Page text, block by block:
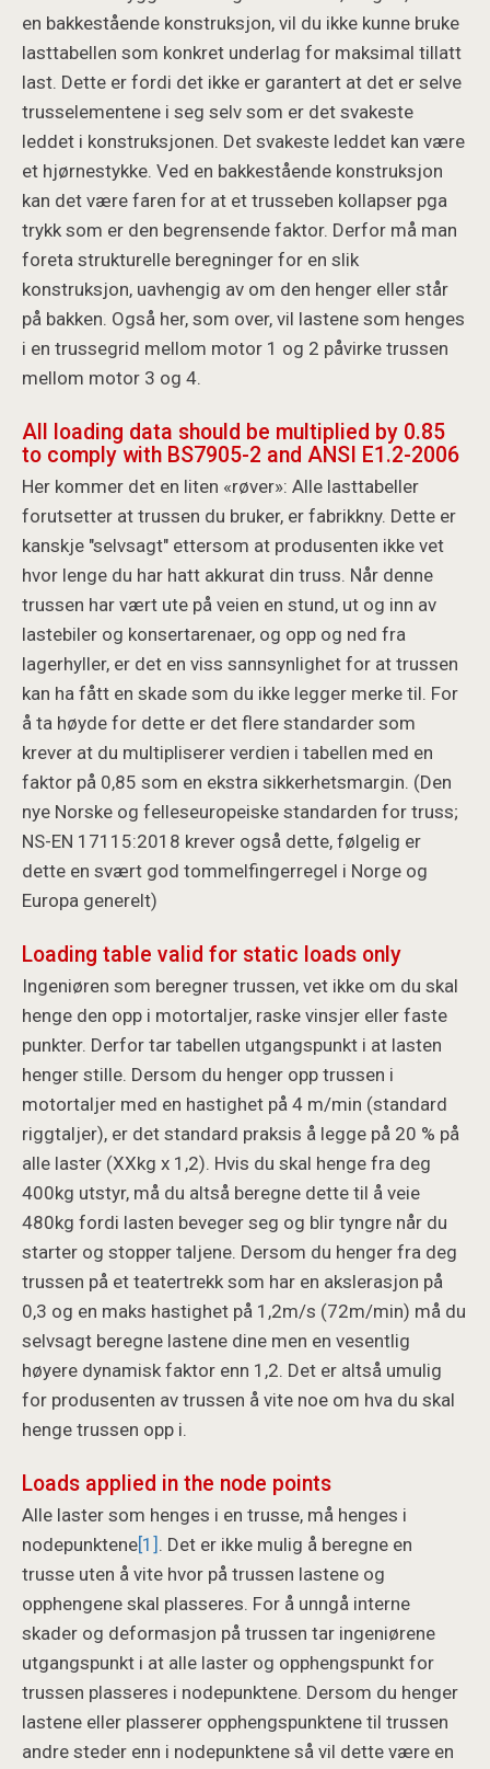
en bakkestående konstruksjon, vil du ikke kunne bruke
lasttabellen som konkret underlag for maksimal tillatt
last. Dette er fordi det ikke er garantert at det er selve
trusselementene i seg selv som er det svakeste
leddet i konstruksjonen. Det svakeste leddet kan være
et hjørnestykke. Ved en bakkestående konstruksjon
kan det være faren for at et trusseben kollapser pga
trykk som er den begrensende faktor. Derfor må man
foreta strukturelle beregninger for en slik
konstruksjon, uavhengig av om den henger eller står
på bakken. Også her, som over, vil lastene som henges
i en trussegrid mellom motor 1 og 2 påvirke trussen
mellom motor 3 og 4.
All loading data should be multiplied by 0.85
to comply with BS7905-2 and ANSI E1.2-2006
Her kommer det en liten «røver»: Alle lasttabeller
forutsetter at trussen du bruker, er fabrikkny. Dette er
kanskje "selvsagt" ettersom at produsenten ikke vet
hvor lenge du har hatt akkurat din truss. Når denne
trussen har vært ute på veien en stund, ut og inn av
lastebiler og konsertarenaer, og opp og ned fra
lagerhyller, er det en viss sannsynlighet for at trussen
kan ha fått en skade som du ikke legger merke til. For
å ta høyde for dette er det flere standarder som
krever at du multipliserer verdien i tabellen med en
faktor på 0,85 som en ekstra sikkerhetsmargin. (Den
nye Norske og felleseuropeiske standarden for truss;
NS-EN 17115:2018 krever også dette, følgelig er
dette en svært god tommelfingerregel i Norge og
Europa generelt)
Loading table valid for static loads only
Ingeniøren som beregner trussen, vet ikke om du skal
henge den opp i motortaljer, raske vinsjer eller faste
punkter. Derfor tar tabellen utgangspunkt i at lasten
henger stille. Dersom du henger opp trussen i
motortaljer med en hastighet på 4 m/min (standard
riggtaljer), er det standard praksis å legge på 20 % på
alle laster (XXkg x 1,2). Hvis du skal henge fra deg
400kg utstyr, må du altså beregne dette til å veie
480kg fordi lasten beveger seg og blir tyngre når du
starter og stopper taljene. Dersom du henger fra deg
trussen på et teatertrekk som har en akslerasjon på
0,3 og en maks hastighet på 1,2m/s (72m/min) må du
selvsagt beregne lastene dine men en vesentlig
høyere dynamisk faktor enn 1,2. Det er altså umulig
for produsenten av trussen å vite noe om hva du skal
henge trussen opp i.
Loads applied in the node points
Alle laster som henges i en trusse, må henges i
nodepunktene[1] . Det er ikke mulig å beregne en
trusse uten å vite hvor på trussen lastene og
opphengene skal plasseres. For å unngå interne
skader og deformasjon på trussen tar ingeniørene
utgangspunkt i at alle laster og opphengspunkt for
trussen plasseres i nodepunktene. Dersom du henger
lastene eller plasserer opphengspunktene til trussen
andre steder enn i nodepunktene så vil dette være en